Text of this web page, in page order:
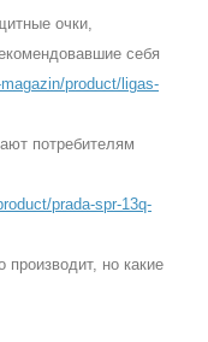
очки,
себя
product/ligas-
потребителям
prada-spr-13q-
производит, но какие